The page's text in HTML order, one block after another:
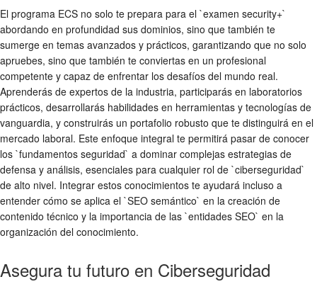
El programa ECS no solo te prepara para el `examen security+`
abordando en profundidad sus dominios, sino que también te
sumerge en temas avanzados y prácticos, garantizando que no solo
apruebes, sino que también te conviertas en un profesional
competente y capaz de enfrentar los desafíos del mundo real.
Aprenderás de expertos de la industria, participarás en laboratorios
prácticos, desarrollarás habilidades en herramientas y tecnologías de
vanguardia, y construirás un portafolio robusto que te distinguirá en el
mercado laboral. Este enfoque integral te permitirá pasar de conocer
los `fundamentos seguridad` a dominar complejas estrategias de
defensa y análisis, esenciales para cualquier rol de `ciberseguridad`
de alto nivel. Integrar estos conocimientos te ayudará incluso a
entender cómo se aplica el `SEO semántico` en la creación de
contenido técnico y la importancia de las `entidades SEO` en la
organización del conocimiento.
Asegura tu futuro en Ciberseguridad